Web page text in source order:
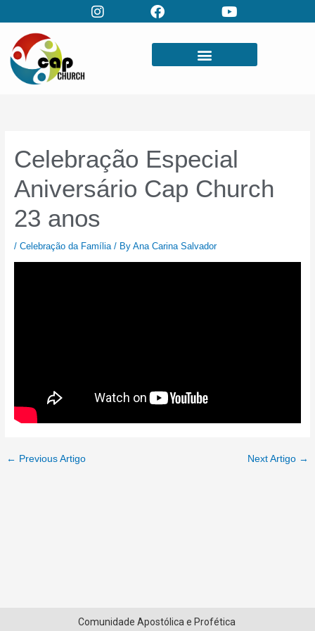
to
content
Celebração Especial
Aniversário Cap Church
23 anos
/Celebração da Família/ ByAna Carina Salvador
← Previous Artigo Next Artigo →
Comunidade Apostólica e Profética